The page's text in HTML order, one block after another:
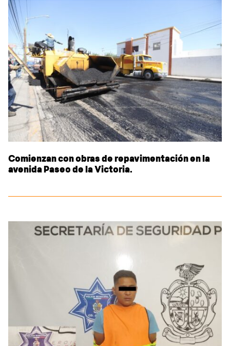
Comienzan con obras de repavimentación en la
avenida Paseo de la Victoria.
Sidebar